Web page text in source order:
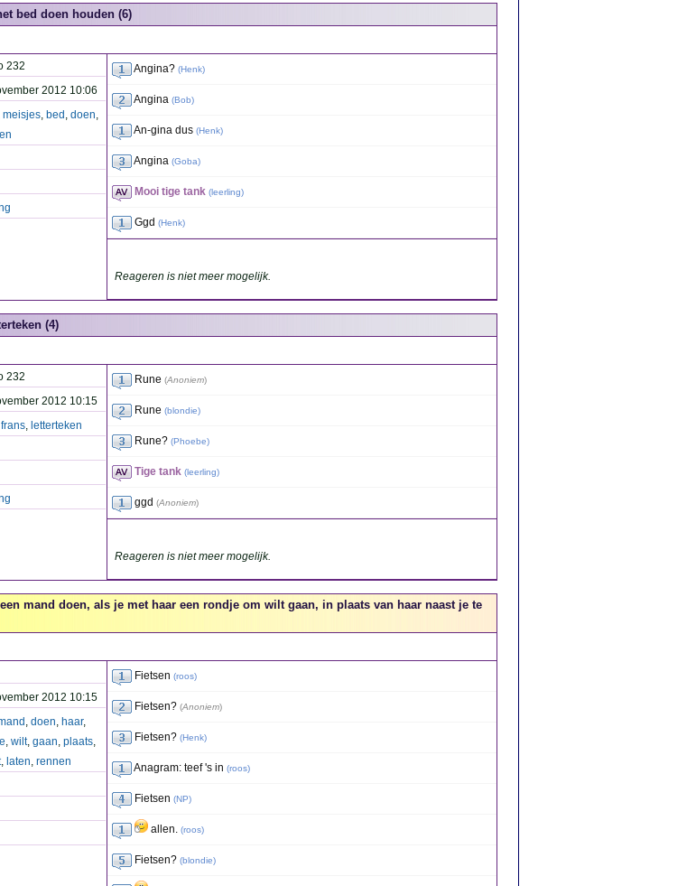
bed doen houden (6)
232
2012 10:06
meisjes, bed , doen,
Angina? (Henk)
Angina (Bob)
An-gina dus (Henk)
Angina (Goba)
Mooi tige tank (leerling)
Ggd (Henk)
Reageren is niet meer mogelijk.
(4)
232
2012 10:15
frans, letterteken
Rune (Anoniem)
Rune (blondie)
Rune? (Phoebe)
Tige tank (leerling)
ggd (Anoniem)
Reageren is niet meer mogelijk.
mand doen, als je met haar een rondje om wilt gaan, in plaats van haar naast je te
2012 10:15
, doen, haar,
, wilt, gaan, plaats,
, laten, rennen
Fietsen (roos)
Fietsen? (Anoniem)
Fietsen? (Henk)
Anagram: teef 's in (roos)
Fietsen (NP)
allen. (roos)
Fietsen? (blondie)